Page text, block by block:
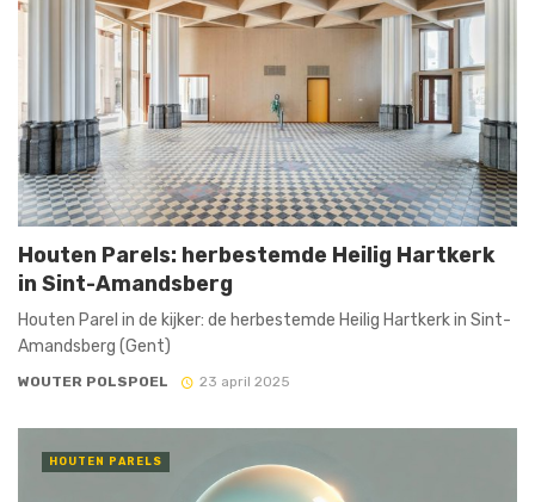
Houten Parels: herbestemde Heilig Hartkerk
in Sint-Amandsberg
Houten Parel in de kijker: de herbestemde Heilig Hartkerk in Sint-
Amandsberg (Gent)
WOUTER POLSPOEL 23 april 2025
HOUTEN PARELS